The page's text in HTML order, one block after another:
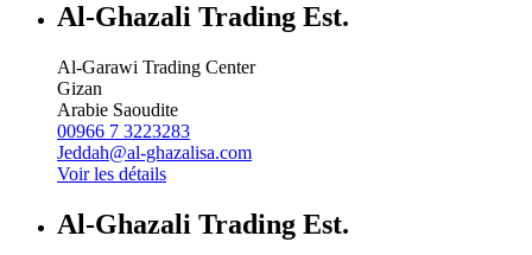
Al-Ghazali Trading Est.
Al-Garawi Trading Center
Gizan
Arabie Saoudite
00966 7 3223283
Jeddah@al-ghazalisa.com
Voir les détails
Al-Ghazali Trading Est.